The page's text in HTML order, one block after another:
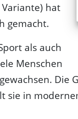
hat
gemacht.
als auch
Menschen
Die
in